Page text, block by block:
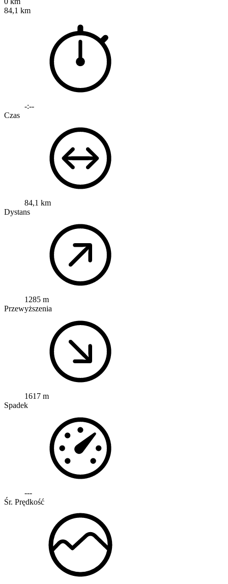
84,1 km
-:--
Czas
84,1 km
Dystans
1285 m
Przewyższenia
1617 m
Spadek
---
Śr. Prędkość